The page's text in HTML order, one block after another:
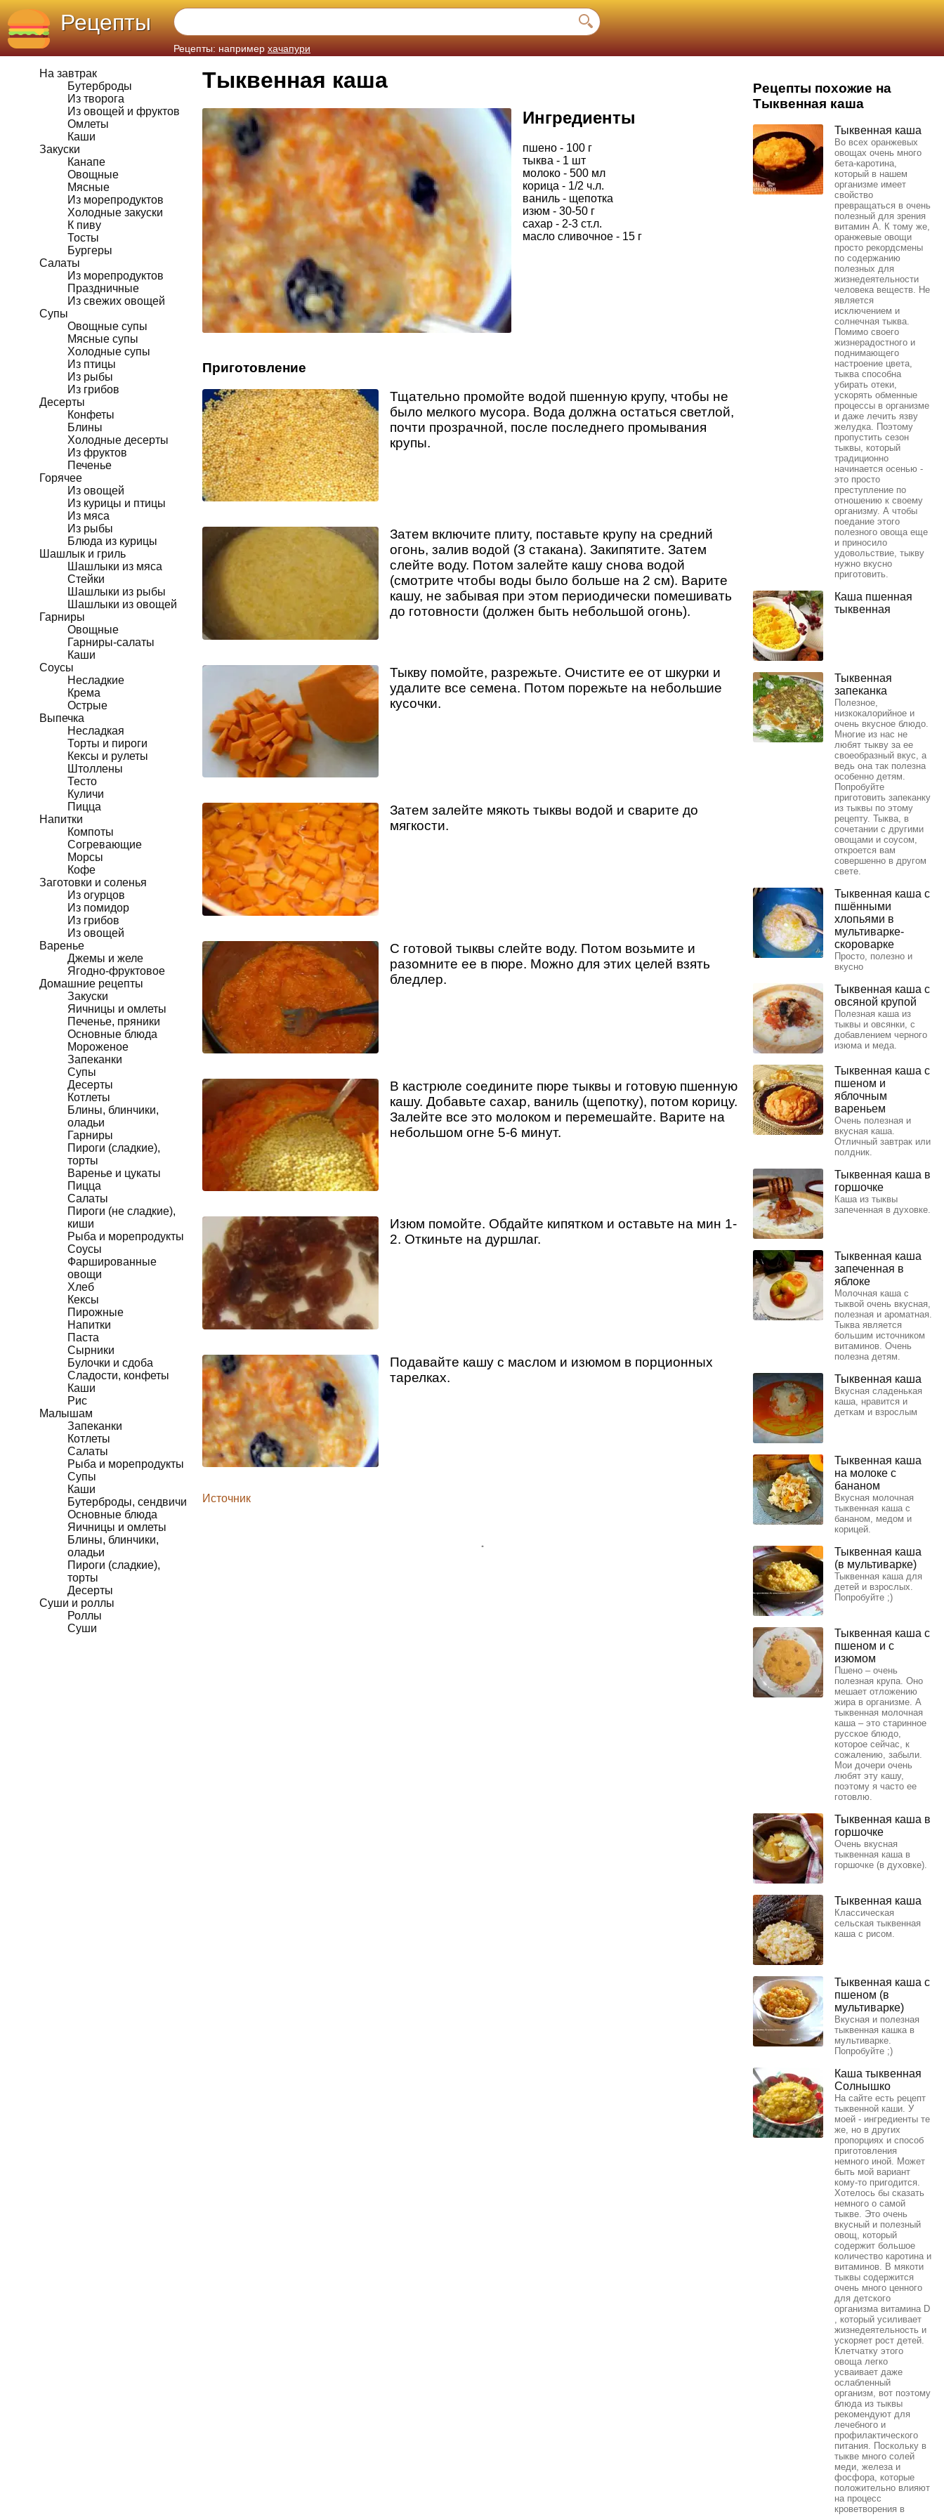
Рецепты
Рецепты: например хачапури
На завтрак
Бутерброды
Из творога
Из овощей и фруктов
Омлеты
Каши
Закуски
Канапе
Овощные
Мясные
Из морепродуктов
Холодные закуски
К пиву
Тосты
Бургеры
Салаты
Из морепродуктов
Праздничные
Из свежих овощей
Супы
Овощные супы
Мясные супы
Холодные супы
Из птицы
Из рыбы
Из грибов
Десерты
Конфеты
Блины
Холодные десерты
Из фруктов
Печенье
Горячее
Из овощей
Из курицы и птицы
Из мяса
Из рыбы
Блюда из курицы
Шашлык и гриль
Шашлыки из мяса
Стейки
Шашлыки из рыбы
Шашлыки из овощей
Гарниры
Овощные
Гарниры-салаты
Каши
Соусы
Несладкие
Крема
Острые
Выпечка
Несладкая
Торты и пироги
Кексы и рулеты
Штоллены
Тесто
Куличи
Пицца
Напитки
Компоты
Согревающие
Морсы
Кофе
Заготовки и соленья
Из огурцов
Из помидор
Из грибов
Из овощей
Варенье
Джемы и желе
Ягодно-фруктовое
Домашние рецепты
Закуски
Яичницы и омлеты
Печенье, пряники
Основные блюда
Мороженое
Запеканки
Супы
Десерты
Котлеты
Блины, блинчики,
оладьи
Гарниры
Пироги (сладкие),
торты
Варенье и цукаты
Пицца
Салаты
Пироги (не сладкие),
киши
Рыба и морепродукты
Соусы
Фаршированные
овощи
Хлеб
Кексы
Пирожные
Напитки
Паста
Сырники
Булочки и сдоба
Сладости, конфеты
Каши
Рис
Малышам
Запеканки
Котлеты
Салаты
Рыба и морепродукты
Супы
Каши
Бутерброды, сендвичи
Основные блюда
Яичницы и омлеты
Блины, блинчики,
оладьи
Пироги (сладкие),
торты
Десерты
Суши и роллы
Роллы
Суши
Тыквенная каша
Ингредиенты
пшено - 100 г
тыква - 1 шт
молоко - 500 мл
корица - 1/2 ч.л.
ваниль - щепотка
изюм - 30-50 г
сахар - 2-3 ст.л.
масло сливочное - 15 г
Приготовление
Тщательно промойте водой пшенную крупу, чтобы не
было мелкого мусора. Вода должна остаться светлой,
почти прозрачной, после последнего промывания
крупы.
Затем включите плиту, поставьте крупу на средний
огонь, залив водой (3 стакана). Закипятите. Затем
слейте воду. Потом залейте кашу снова водой
(смотрите чтобы воды было больше на 2 см). Варите
кашу, не забывая при этом периодически помешивать
до готовности (должен быть небольшой огонь).
Тыкву помойте, разрежьте. Очистите ее от шкурки и
удалите все семена. Потом порежьте на небольшие
кусочки.
Затем залейте мякоть тыквы водой и сварите до
мягкости.
С готовой тыквы слейте воду. Потом возьмите и
разомните ее в пюре. Можно для этих целей взять
бледлер.
В кастрюле соедините пюре тыквы и готовую пшенную
кашу. Добавьте сахар, ваниль (щепотку), потом корицу.
Залейте все это молоком и перемешайте. Варите на
небольшом огне 5-6 минут.
Изюм помойте. Обдайте кипятком и оставьте на мин 1-
2. Откиньте на дуршлаг.
Подавайте кашу с маслом и изюмом в порционных
тарелках.
Источник
Рецепты похожие на
Тыквенная каша
Тыквенная каша
Во всех оранжевых
овощах очень много
бета-каротина,
который в нашем
организме имеет
свойство
превращаться в очень
полезный для зрения
витамин А. К тому же,
оранжевые овощи
просто рекордсмены
по содержанию
полезных для
жизнедеятельности
человека веществ. Не
является
исключением и
солнечная тыква.
Помимо своего
жизнерадостного и
поднимающего
настроение цвета,
тыква способна
убирать отеки,
ускорять обменные
процессы в организме
и даже лечить язву
желудка. Поэтому
пропустить сезон
тыквы, который
традиционно
начинается осенью -
это просто
преступление по
отношению к своему
организму. А чтобы
поедание этого
полезного овоща еще
и приносило
удовольствие, тыкву
нужно вкусно
приготовить.
Каша пшенная
тыквенная
Тыквенная
запеканка
Полезное,
низкокалорийное и
очень вкусное блюдо.
Многие из нас не
любят тыкву за ее
своеобразный вкус, а
ведь она так полезна
особенно детям.
Попробуйте
приготовить запеканку
из тыквы по этому
рецепту. Тыква, в
сочетании с другими
овощами и соусом,
откроется вам
совершенно в другом
свете.
Тыквенная каша с
пшёнными
хлопьями в
мультиварке-
скороварке
Просто, полезно и
вкусно
Тыквенная каша с
овсяной крупой
Полезная каша из
тыквы и овсянки, с
добавлением черного
изюма и меда.
Тыквенная каша с
пшеном и
яблочным
вареньем
Очень полезная и
вкусная каша.
Отличный завтрак или
полдник.
Тыквенная каша в
горшочке
Каша из тыквы
запеченная в духовке.
Тыквенная каша
запеченная в
яблоке
Молочная каша с
тыквой очень вкусная,
полезная и ароматная.
Тыква является
большим источником
витаминов. Очень
полезна детям.
Тыквенная каша
Вкусная сладенькая
каша, нравится и
деткам и взрослым
Тыквенная каша
на молоке с
бананом
Вкусная молочная
тыквенная каша с
бананом, медом и
корицей.
Тыквенная каша
(в мультиварке)
Тыквенная каша для
детей и взрослых.
Попробуйте ;)
Тыквенная каша с
пшеном и с
изюмом
Пшено – очень
полезная крупа. Оно
мешает отложению
жира в организме. А
тыквенная молочная
каша – это старинное
русское блюдо,
которое сейчас, к
сожалению, забыли.
Мои дочери очень
любят эту кашу,
поэтому я часто ее
готовлю.
Тыквенная каша в
горшочке
Очень вкусная
тыквенная каша в
горшочке (в духовке).
Тыквенная каша
Классическая
сельская тыквенная
каша с рисом.
Тыквенная каша с
пшеном (в
мультиварке)
Вкусная и полезная
тыквенная кашка в
мультиварке.
Попробуйте ;)
Каша тыквенная
Солнышко
На сайте есть рецепт
тыквенной каши. У
моей - ингредиенты те
же, но в других
пропорциях и способ
приготовления
немного иной. Может
быть мой вариант
кому-то пригодится.
Хотелось бы сказать
немного о самой
тыкве. Это очень
вкусный и полезный
овощ, который
содержит большое
количество каротина и
витаминов. В мякоти
тыквы содержится
очень много ценного
для детского
организма витамина D
, который усиливает
жизнедеятельность и
ускоряет рост детей.
Клетчатку этого
овоща легко
усваивает даже
ослабленный
организм, вот поэтому
блюда из тыквы
рекомендуют для
лечебного и
профилактического
питания. Поскольку в
тыкве много солей
меди, железа и
фосфора, которые
положительно влияют
на процесс
кроветворения в